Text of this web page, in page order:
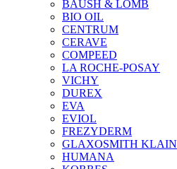
BAUSH & LOMB
BIO OIL
CENTRUM
CERAVE
COMPEED
LA ROCHE-POSAY
VICHY
DUREX
EVA
EVIOL
FREZYDERM
GLAXOSMITH KLAIN
HUMANA